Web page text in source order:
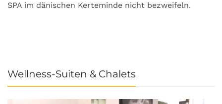
SPA im dänischen Kerteminde nicht bezweifeln.
Wellness-Suiten & Chalets